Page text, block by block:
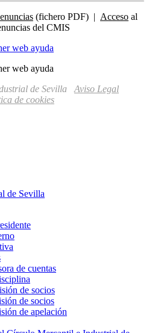
(fichero PDF) | Acceso al
del CMIS
de Sevilla Aviso Legal
de cookies
de cuentas
de socios
de socios
de apelación